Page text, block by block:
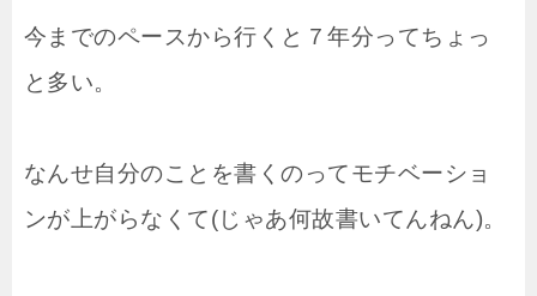
今までのペースから行くと７年分ってちょっ
と多い。
なんせ自分のことを書くのってモチベーショ
ンが上がらなくて(じゃあ何故書いてんねん)。